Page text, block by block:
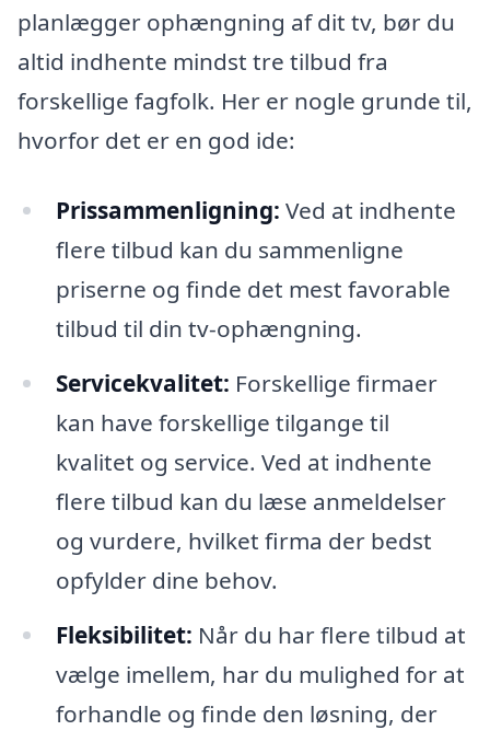
planlægger ophængning af dit tv, bør du
altid indhente mindst tre tilbud fra
forskellige fagfolk. Her er nogle grunde til,
hvorfor det er en god ide:
Prissammenligning: Ved at indhente
flere tilbud kan du sammenligne
priserne og finde det mest favorable
tilbud til din tv-ophængning.
Servicekvalitet: Forskellige firmaer
kan have forskellige tilgange til
kvalitet og service. Ved at indhente
flere tilbud kan du læse anmeldelser
og vurdere, hvilket firma der bedst
opfylder dine behov.
Fleksibilitet: Når du har flere tilbud at
vælge imellem, har du mulighed for at
forhandle og finde den løsning, der